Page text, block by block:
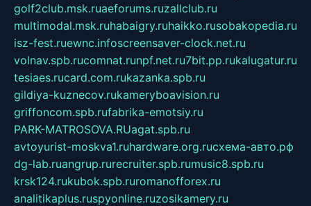
golf2club.msk.ruaeforums.ruzallclub.ru
multimodal.msk.ruhabaigry.ruhaikko.rusobakopedia.ru
isz-fest.ruewnc.infoscreensaver-clock.net.ru
volnav.spb.rucomnat.runpf.net.ru7bit.pp.rukalugatur.ru
tesiaes.rucard.com.rukazanka.spb.ru
gildiya-kuznecov.rukameryboavision.ru
griffoncom.spb.rufabrika-emotsiy.ru
PARK-MATROSOVA.RUagat.spb.ru
avtoyurist-moskva1.ruhardware.org.ruсхема-авто.рф
dg-lab.ruangrup.rurecruiter.spb.rumusic8.spb.ru
krsk124.rukubok.spb.ruromanofforex.ru
analitikaplus.ruspyonline.ruzosikamery.ru